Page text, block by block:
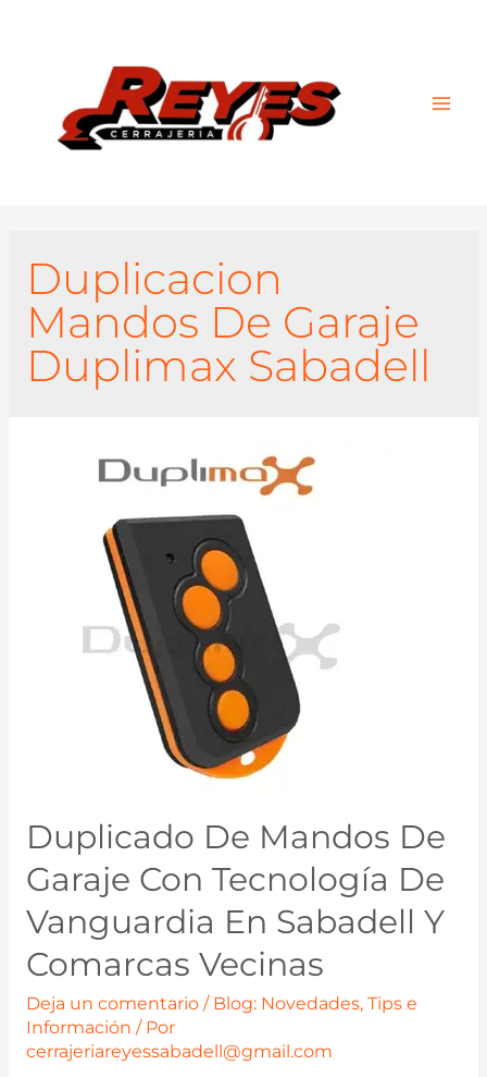
Duplicacion
Mandos De Garaje
Duplimax Sabadell
Duplicado De Mandos De
Garaje Con Tecnología De
Vanguardia En Sabadell Y
Comarcas Vecinas
Deja un comentario / Blog: Novedades, Tips e
Información / Por
cerrajeriareyessabadell@gmail.com